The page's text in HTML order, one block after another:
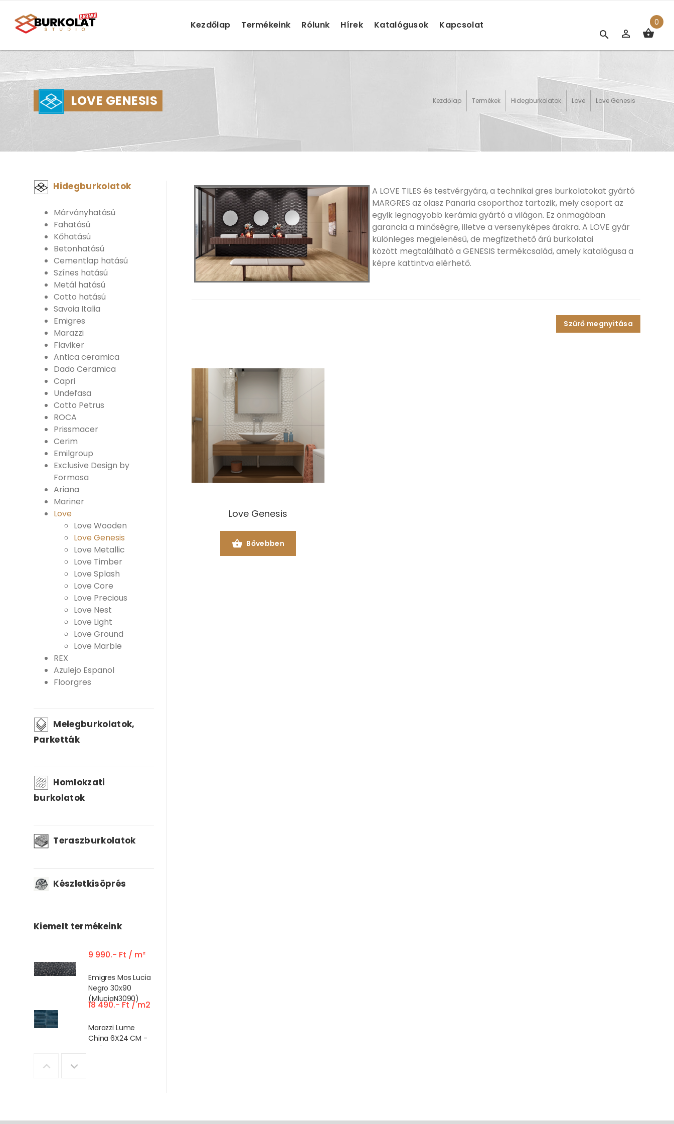
Kezdőlap Termékeink Rólunk Hírek Katalógusok Kapcsolat 0
LOVE GENESIS Kezdőlap Termékek Hidegburkolatok Love Love Genesis
Hidegburkolatok
Márványhatású
Fahatású
Kőhatású
Betonhatású
Cementlap hatású
Színes hatású
Metál hatású
Cotto hatású
Savoia Italia
Emigres
Marazzi
Flaviker
Antica ceramica
Dado Ceramica
Capri
Undefasa
Cotto Petrus
ROCA
Prissmacer
Cerim
Emilgroup
Exclusive Design by
Formosa
Ariana
Mariner
Love
Love Wooden
Love Genesis
Love Metallic
Love Timber
Love Splash
Love Core
Love Precious
Love Nest
Love Light
Love Ground
Love Marble
REX
Azulejo Espanol
Floorgres
Melegburkolatok,
Parketták
Homlokzati
burkolatok
Teraszburkolatok
Készletkisöprés
Kiemelt termékeink
Emigres Mos Lucia
Negro 30x90
(MluciaN3090)
9 990.- Ft / m²
Marazzi Lume
China 6X24 CM -
MA9L
18 490.- Ft / m2
A LOVE TILES és testvérgyára, a technikai gres burkolatokat gyártó
MARGRES az olasz Panaria csoporthoz tartozik, mely csoport az
egyik legnagyobb kerámia gyártó a világon. Ez önmagában
garancia a minőségre, illetve a versenyképes árakra. A LOVE gyár
különleges megjelenésű, de megfizethető árú burkolatai
között megtalálható a GENESIS termékcsalád, amely katalógusa a
képre kattintva elérhető.
Szűrő megnyitása
Love Genesis
Bővebben